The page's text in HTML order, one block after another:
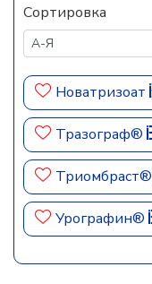
Сортировка
Новатризоат
Тразограф®
Триомбраст®
Урографин®